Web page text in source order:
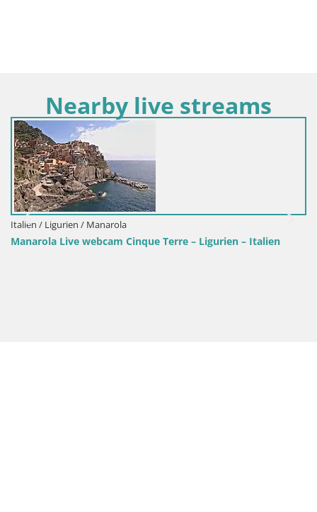
Nearby live streams
Italien / Ligurien / Manarola
Manarola Live webcam Cinque Terre – Ligurien – Italien